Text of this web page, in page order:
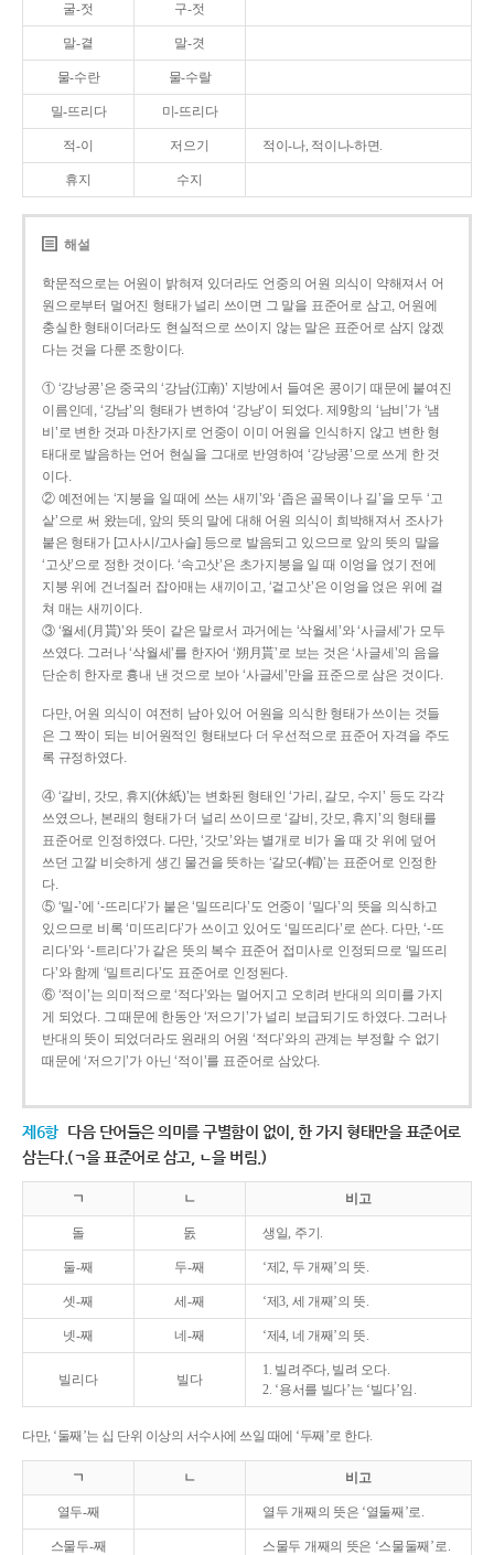
굴-젓 구-젓
말-곁 말-겻
물-수란 물-수랄
밀-뜨리다 미-뜨리다
적-이 저으기 적이-나, 적이나-하면.
휴지 수지
해설
학문적으로는 어원이 밝혀져 있더라도 언중의 어원 의식이 약해져서 어
원으로부터 멀어진 형태가 널리 쓰이면 그 말을 표준어로 삼고, 어원에
충실한 형태이더라도 현실적으로 쓰이지 않는 말은 표준어로 삼지 않겠
다는 것을 다룬 조항이다.
① ‘강낭콩’은 중국의 ‘강남(江南)’ 지방에서 들여온 콩이기 때문에 붙여진
이름인데, ‘강남’의 형태가 변하여 ‘강낭’이 되었다. 제9항의 ‘남비’가 ‘냄
비’로 변한 것과 마찬가지로 언중이 이미 어원을 인식하지 않고 변한 형
태대로 발음하는 언어 현실을 그대로 반영하여 ‘강낭콩’으로 쓰게 한 것
이다.
② 예전에는 ‘지붕을 일 때에 쓰는 새끼’와 ‘좁은 골목이나 길’을 모두 ‘고
샅’으로 써 왔는데, 앞의 뜻의 말에 대해 어원 의식이 희박해져서 조사가
붙은 형태가 [고사시/고사슬] 등으로 발음되고 있으므로 앞의 뜻의 말을
‘고삿’으로 정한 것이다. ‘속고삿’은 초가지붕을 일 때 이엉을 얹기 전에
지붕 위에 건너질러 잡아매는 새끼이고, ‘겉고삿’은 이엉을 얹은 위에 걸
쳐 매는 새끼이다.
③ ‘월세(月貰)’와 뜻이 같은 말로서 과거에는 ‘삭월세’와 ‘사글세’가 모두
쓰였다. 그러나 ‘삭월세’를 한자어 ‘朔月貰’로 보는 것은 ‘사글세’의 음을
단순히 한자로 흉내 낸 것으로 보아 ‘사글세’만을 표준으로 삼은 것이다.
다만, 어원 의식이 여전히 남아 있어 어원을 의식한 형태가 쓰이는 것들
은 그 짝이 되는 비어원적인 형태보다 더 우선적으로 표준어 자격을 주도
록 규정하였다.
④ ‘갈비, 갓모, 휴지(休紙)’는 변화된 형태인 ‘가리, 갈모, 수지’ 등도 각각
쓰였으나, 본래의 형태가 더 널리 쓰이므로 ‘갈비, 갓모, 휴지’의 형태를
표준어로 인정하였다. 다만, ‘갓모’와는 별개로 비가 올 때 갓 위에 덮어
쓰던 고깔 비슷하게 생긴 물건을 뜻하는 ‘갈모(-帽)’는 표준어로 인정한
다.
⑤ ‘밀-’에 ‘-뜨리다’가 붙은 ‘밀뜨리다’도 언중이 ‘밀다’의 뜻을 의식하고
있으므로 비록 ‘미뜨리다’가 쓰이고 있어도 ‘밀뜨리다’로 쓴다. 다만, ‘-뜨
리다’와 ‘-트리다’가 같은 뜻의 복수 표준어 접미사로 인정되므로 ‘밀뜨리
다’와 함께 ‘밀트리다’도 표준어로 인정된다.
⑥ ‘적이’는 의미적으로 ‘적다’와는 멀어지고 오히려 반대의 의미를 가지
게 되었다. 그 때문에 한동안 ‘저으기’가 널리 보급되기도 하였다. 그러나
반대의 뜻이 되었더라도 원래의 어원 ‘적다’와의 관계는 부정할 수 없기
때문에 ‘저으기’가 아닌 ‘적이’를 표준어로 삼았다.
제6항 다음 단어들은 의미를 구별함이 없이, 한 가지 형태만을 표준어로
삼는다.(ㄱ을 표준어로 삼고, ㄴ을 버림.)
ㄱ ㄴ 비고
돌 돐 생일, 주기.
둘-째 두-째 ‘제2, 두 개째’의 뜻.
셋-째 세-째 ‘제3, 세 개째’의 뜻.
넷-째 네-째 ‘제4, 네 개째’의 뜻.
빌리다 빌다
1. 빌려주다, 빌려 오다.
2. ‘용서를 빌다’는 ‘빌다’임.
다만, ‘둘째’는 십 단위 이상의 서수사에 쓰일 때에 ‘두째’로 한다.
ㄱ ㄴ 비고
열두-째 열두 개째의 뜻은 ‘열둘째’로.
스물두-째 스물두 개째의 뜻은 ‘스물둘째’로.